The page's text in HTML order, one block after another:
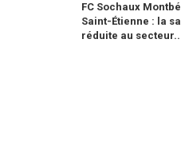
FC Sochaux
Saint-Étienne : la
réduite au